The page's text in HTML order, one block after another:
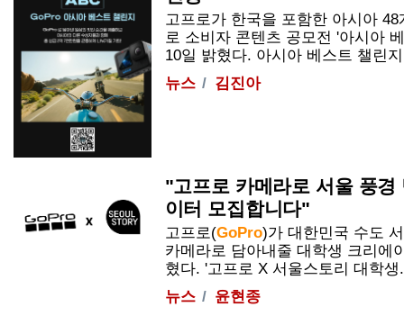
고프로가 한국을 포함한 아시아
로 소비자 콘텐츠 공모전 '아시아
10일 밝혔다. 아시아 베스트 챌린
뉴스
김진아
"고프로 카메라로 서울 풍경
이터 모집합니다"
고프로(GoPro)가 대한민국 수도
카메라로 담아내줄 대학생 크리에
혔다. '고프로 X 서울스토리 대학생
뉴스
윤현종